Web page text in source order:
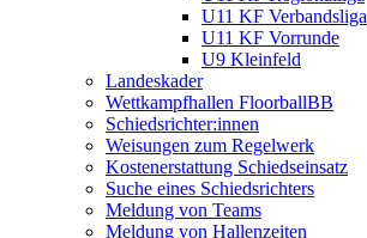
U11 KF Verbandsliga
U11 KF Vorrunde
U9 Kleinfeld
Landeskader
Wettkampfhallen FloorballBB
Schiedsrichter:innen
Weisungen zum Regelwerk
Kostenerstattung Schiedseinsatz
Suche eines Schiedsrichters
Meldung von Teams
Meldung von Hallenzeiten